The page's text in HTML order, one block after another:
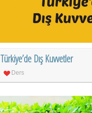
Türkiye’de Dış Kuvvetler
Ders